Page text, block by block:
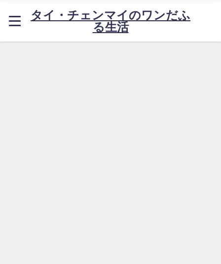
タイ・チェンマイのワンだふ
る生活